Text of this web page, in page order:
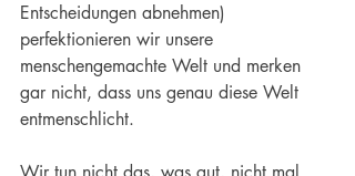
Entscheidungen abnehmen)
perfektionieren wir unsere
menschengemachte Welt und merken
gar nicht, dass uns genau diese Welt
entmenschlicht.